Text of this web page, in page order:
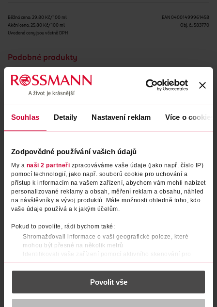
Souhlas Detaily Nastavení reklam Více o cookies
Zodpovědné používání vašich údajů
My a naši 2 partneři zpracováváme vaše údaje (jako např. číslo IP)
pomocí technologií, jako např. souborů cookie pro uchování a
přístup k informacím na vašem zařízení, abychom vám mohli nabízet
personalizované reklamy a obsah, měření reklam a obsahu, náhled
na návštěvníky a vývoj produktů. Máte možnosti ohledně toho, kdo
vaše údaje používá a k jakým účelům.
Pokud to povolíte, rádi bychom také:
Shromažďovali informace o vaší geografické poloze, které
mohou být přesné na několik metrů
Identifikovali vaše zařízení pomocí aktivního skenování pro
konkrétní charakteristiky (otisk prstu)
Zjistěte více o tom, jak zpracováváme vaše osobní údaje, a nastavte
části s podrobnostmi . Svůj souhlas můžete kdykoliv
Povolit vše
Běžná cena: 29.80 Kč/100 ml
Akční cena: 25.80 Kč/100 ml
Uvedené ceny jsou včetně DPH
EAN 04001499961458
Obj. č.: 583770
Podobné produkty
Tekutý odstraňovač skvrn Oxi
Action
229 Kč
DO KOŠÍKU
Obj. č.: 1331394
Gel na odstranění skvrn Oxi
Action
Obj. č.: 1331400